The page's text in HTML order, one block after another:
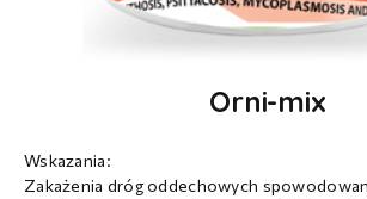
Orni-mix
Wskazania:
Zakażenia dróg oddechowych